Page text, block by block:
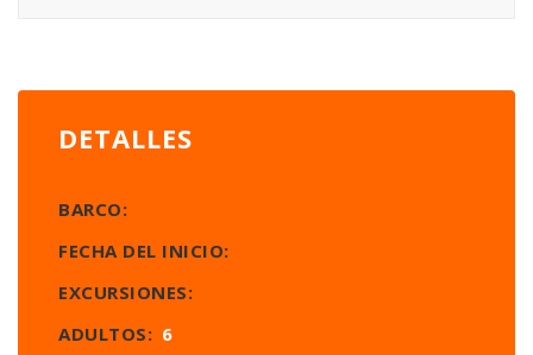
DETALLES
BARCO:
FECHA DEL INICIO:
EXCURSIONES:
ADULTOS: 6